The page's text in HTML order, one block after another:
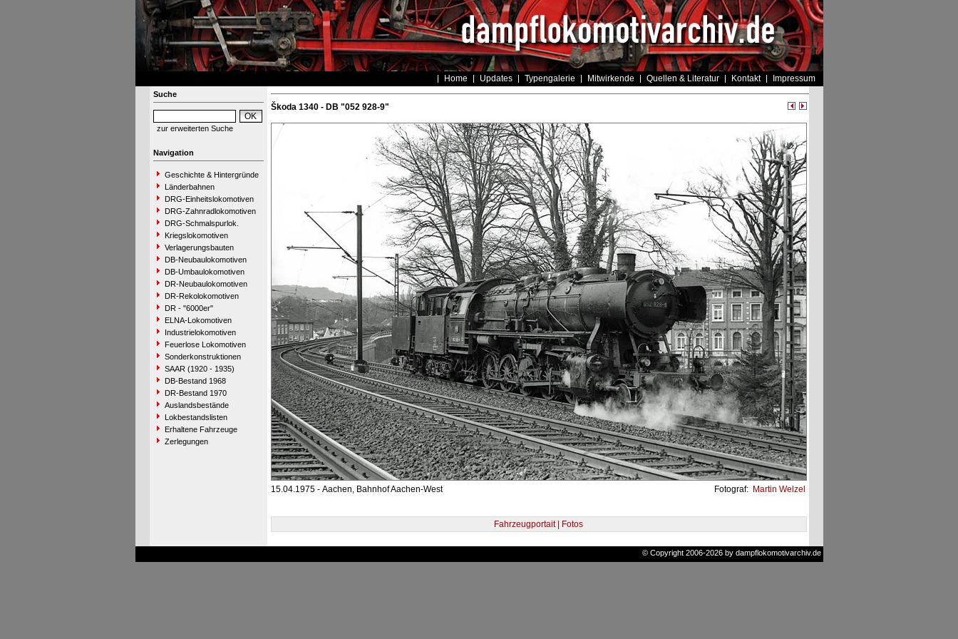
Home Updates Typengalerie Mitwirkende Quellen & Literatur Kontakt Impressum
Suche
zur erweiterten Suche
Navigation
Geschichte & Hintergründe
Länderbahnen
DRG-Einheitslokomotiven
DRG-Zahnradlokomotiven
DRG-Schmalspurlok.
Kriegslokomotiven
Verlagerungsbauten
DB-Neubaulokomotiven
DB-Umbaulokomotiven
DR-Neubaulokomotiven
DR-Rekolokomotiven
DR - "6000er"
ELNA-Lokomotiven
Industrielokomotiven
Feuerlose Lokomotiven
Sonderkonstruktionen
SAAR (1920 - 1935)
DB-Bestand 1968
DR-Bestand 1970
Auslandsbestände
Lokbestandslisten
Erhaltene Fahrzeuge
Zerlegungen
Škoda 1340 - DB "052 928-9"
15.04.1975 - Aachen, Bahnhof Aachen-West Fotograf: Martin Welzel
Fahrzeugportait | Fotos
© Copyright 2006-2026 by dampflokomotivarchiv.de